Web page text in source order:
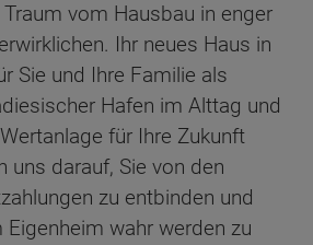
vom Hausbau in enger
Ihr neues Haus in
Sie und Ihre Familie als
Hafen im Alttag und
für Ihre Zukunft
uns darauf, Sie von den
zu entbinden und
wahr werden zu